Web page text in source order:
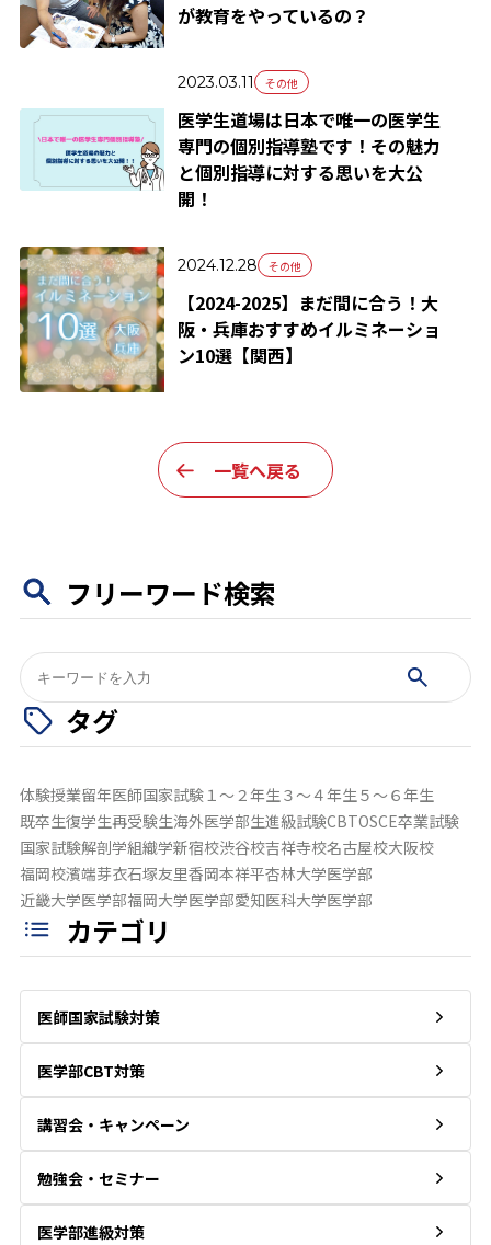
が教育をやっているの？
2023.03.11 その他
医学生道場は日本で唯一の医学生
専門の個別指導塾です！その魅力
と個別指導に対する思いを大公
開！
2024.12.28 その他
【2024-2025】まだ間に合う！大
阪・兵庫おすすめイルミネーショ
ン10選【関西】
一覧へ戻る
フリーワード検索
検
索:
タグ
体験授業留年医師国家試験１～２年生３～４年生５～６年生
既卒生復学生再受験生海外医学部生進級試験CBTOSCE卒業試験
国家試験解剖学組織学新宿校渋谷校吉祥寺校名古屋校大阪校
福岡校濱端芽衣石塚友里香岡本祥平杏林大学医学部
近畿大学医学部福岡大学医学部愛知医科大学医学部
カテゴリ
医師国家試験対策
医学部CBT対策
講習会・キャンペーン
勉強会・セミナー
医学部進級対策